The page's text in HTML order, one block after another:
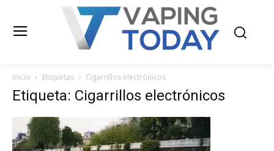
Inicio Etiquetas Cigarrillos electrónicos
Etiqueta: Cigarrillos electrónicos